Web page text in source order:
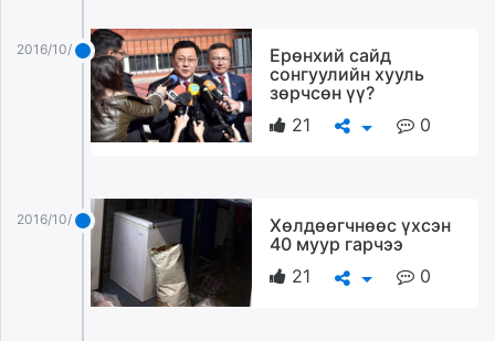
2016/10/21
Ерөнхий сайд
сонгуулийн хууль
зөрчсөн үү?
21
0
2016/10/21
Хөлдөөгчнөөс үхсэн
40 муур гарчээ
21
0